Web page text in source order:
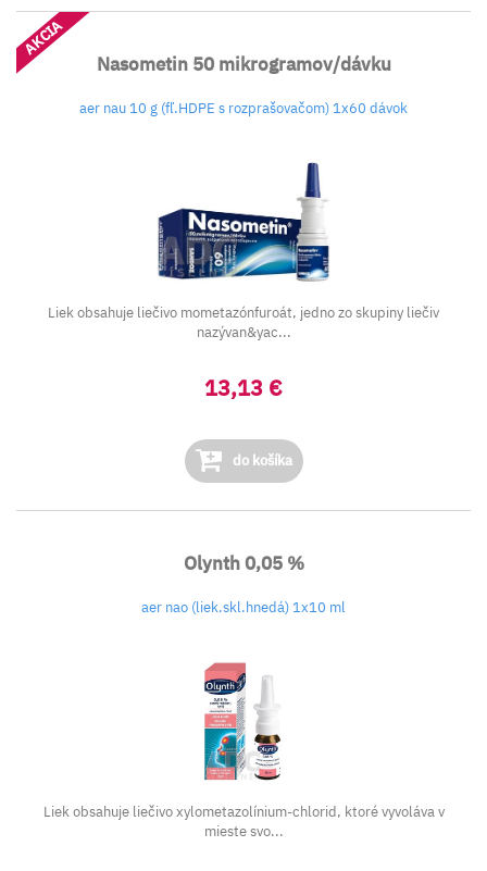
Nasometin 50 mikrogramov/dávku
aer nau 10 g (fľ.HDPE s rozprašovačom) 1x60 dávok
AKCIA
Liek obsahuje liečivo mometazónfuroát, jedno zo skupiny liečiv
nazývan&yac...
13,13 €
do košíka
Olynth 0,05 %
aer nao (liek.skl.hnedá) 1x10 ml
Liek obsahuje liečivo xylometazolínium-chlorid, ktoré vyvoláva v
mieste svo...